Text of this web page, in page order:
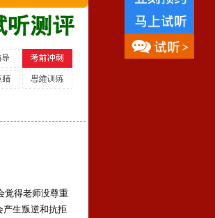
觉得老师没尊重
产生叛逆和抗拒